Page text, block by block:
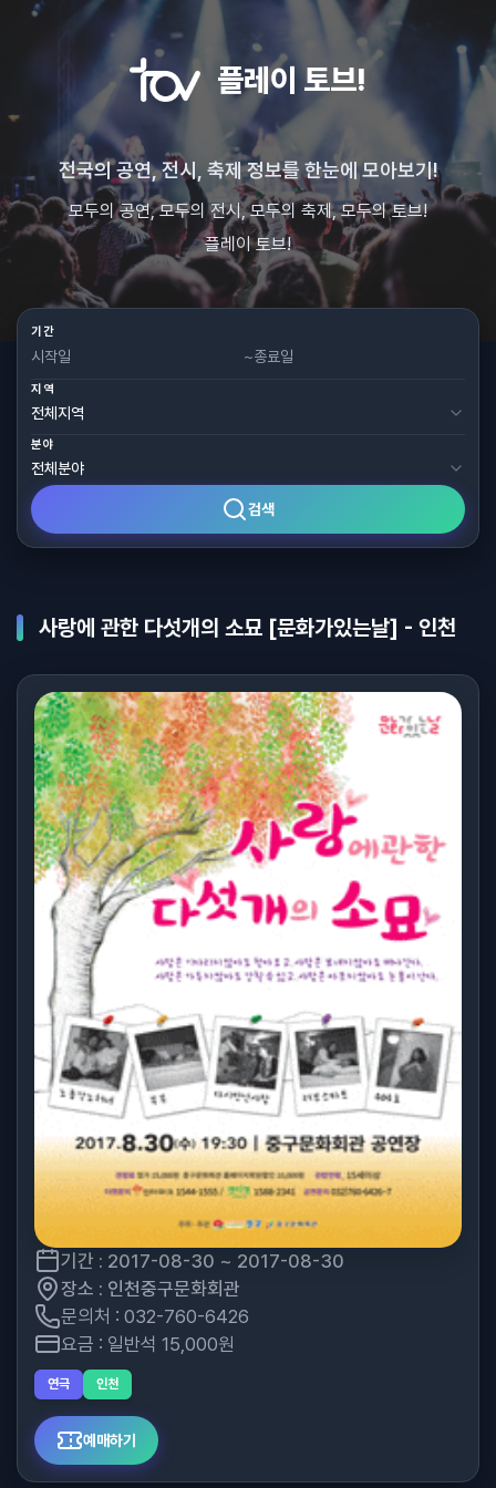
플레이 토브!
전국의 공연, 전시, 축제 정보를 한눈에 모아보기!
모두의 공연, 모두의 전시, 모두의 축제, 모두의 토브!
플레이 토브!
기간
~
지역
분야
검색
사랑에 관한 다섯개의 소묘 [문화가있는날] - 인천
기간 : 2017-08-30 ~ 2017-08-30
장소 : 인천중구문화회관
문의처 : 032-760-6426
요금 : 일반석 15,000원
연극 인천
예매하기